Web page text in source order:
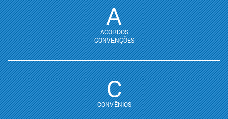
A
ACORDOS
CONVENÇÕES
C
CONVÊNIOS